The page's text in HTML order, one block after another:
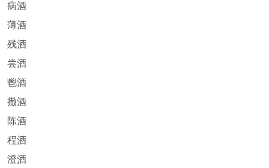
病酒
薄酒
残酒
尝酒
鬯酒
撤酒
陈酒
程酒
澄酒